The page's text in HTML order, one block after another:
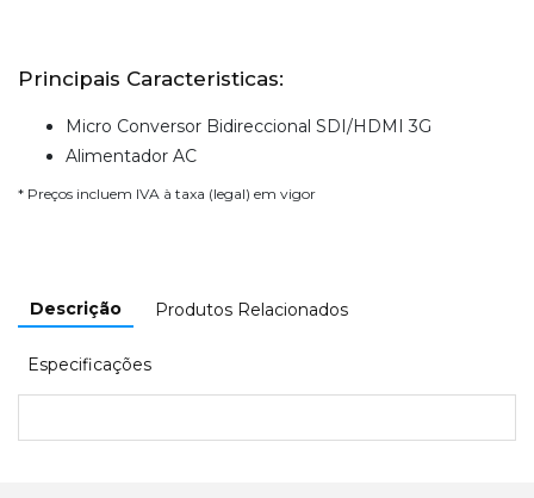
Principais Caracteristicas:
Micro Conversor Bidireccional SDI/HDMI 3G
Alimentador AC
* Preços incluem IVA à taxa (legal) em vigor
Descrição Produtos Relacionados
Especificações